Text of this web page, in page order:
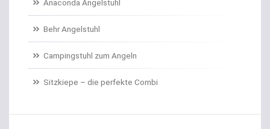
Anti Tangle Booms
Assist Hooks
Auftriebskugeln
Auftriebssysteme für Köder
Baitcastrollen
Anaconda Angelstuhl
Behr Angelstuhl
Campingstuhl zum Angeln
Sitzkiepe – die perfekte Combi